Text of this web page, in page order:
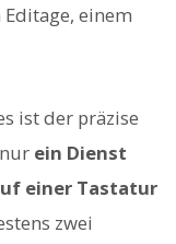
einem
ist der präzise
ein Dienst
einer Tastatur
zwei